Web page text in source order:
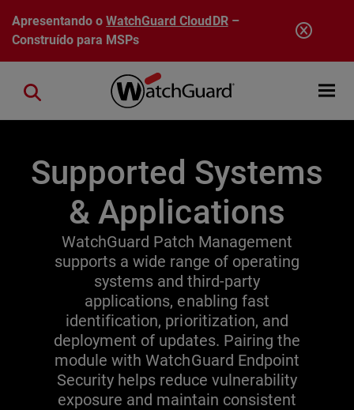
Pular para o conteúdo principal
Apresentando oWatchGuard CloudDR–
Construído para MSPs
Open
Close search
Supported Systems
& Applications
WatchGuard Patch Management
supports a wide range of operating
systems and third-party
applications, enabling fast
identification, prioritization, and
deployment of updates. Pairing the
module with WatchGuard Endpoint
Security helps reduce vulnerability
exposure and maintain consistent